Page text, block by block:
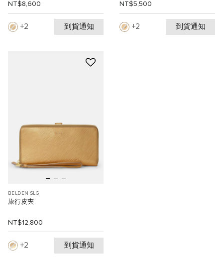
NT$8,600
2 到貨通知
NT$5,500
2 到貨通知
BELDEN SLG
旅行皮夾
NT$12,800
2 到貨通知